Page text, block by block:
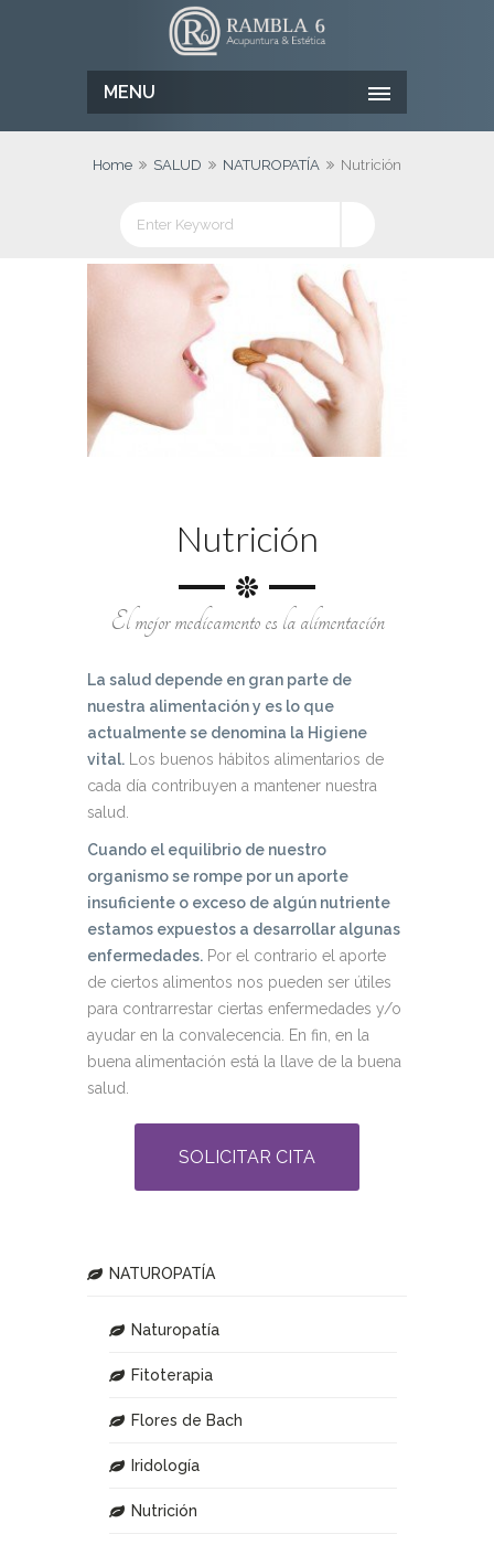
MENU
Home SALUD NATUROPATÍA Nutrición
Nutrición
El mejor medicamento es la alimentación
La salud depende en gran parte de
nuestra alimentación y es lo que
actualmente se denomina la Higiene
vital. Los buenos hábitos alimentarios de
cada día contribuyen a mantener nuestra
salud.
Cuando el equilibrio de nuestro
organismo se rompe por un aporte
insuficiente o exceso de algún nutriente
estamos expuestos a desarrollar algunas
enfermedades. Por el contrario el aporte
de ciertos alimentos nos pueden ser útiles
para contrarrestar ciertas enfermedades y/o
ayudar en la convalecencia. En fin, en la
buena alimentación está la llave de la buena
salud.
SOLICITAR CITA
NATUROPATÍA
Naturopatía
Fitoterapia
Flores de Bach
Iridología
Nutrición